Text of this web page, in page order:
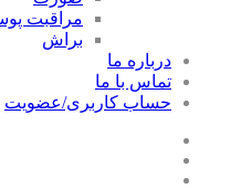
مراقبت پوست
براش
درباره ما
تماس با ما
حساب کاربری/عضویت